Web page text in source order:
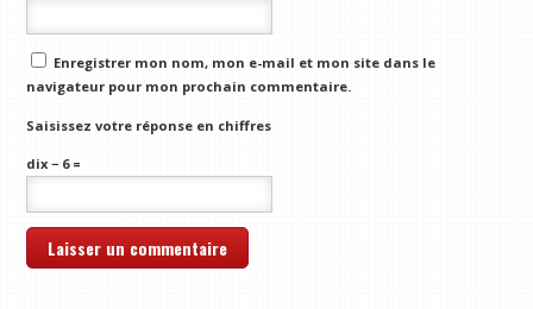
Enregistrer mon nom, mon e-mail et mon site dans le
navigateur pour mon prochain commentaire.
Saisissez votre réponse en chiffres
dix − 6 =